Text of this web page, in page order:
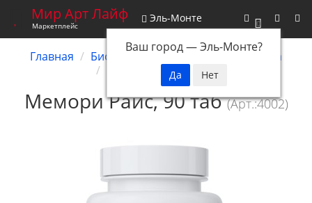
0
Мир Арт Лайф
Маркетплейс
Эль-Монте
Ваш город —Эль-Монте?
Главная Биокомплексы
Нервная система
Мемори Райс, 90 таб
Мемори Райс, 90 таб(Арт.:4002)